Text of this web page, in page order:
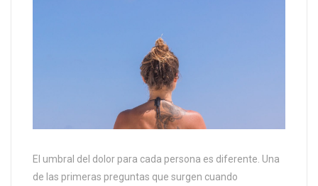
El umbral del dolor para cada persona es diferente. Una
de las primeras preguntas que surgen cuando